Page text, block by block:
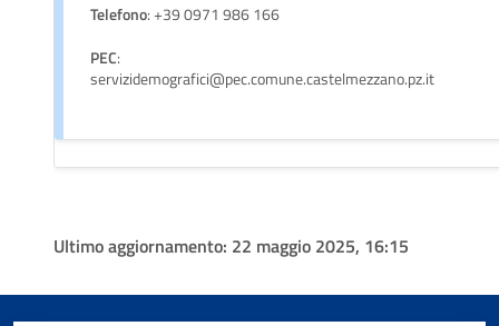
Telefono: +39 0971 986 166
PEC:
servizidemografici@pec.comune.castelmezzano.pz.it
Ultimo aggiornamento: 22 maggio 2025, 16:15